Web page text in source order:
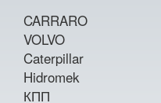
CARRARO
VOLVO
Caterpillar
Hidromek
КПП